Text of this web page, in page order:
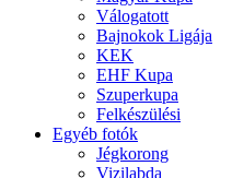
Válogatott
Bajnokok Ligája
KEK
EHF Kupa
Szuperkupa
Felkészülési
Egyéb fotók
Jégkorong
Vizilabda